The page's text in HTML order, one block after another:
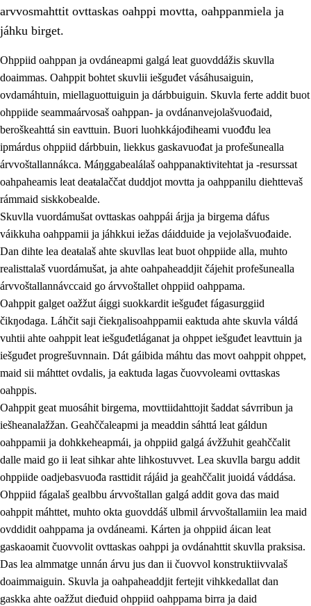
3. Skuvlla praksisa prinsihpat
3.1 Fátmmasteaddji oahppanbiras
3.2 Oahpaheapmi ja heivehuvvon oahpahus
3.3 Ovttasbargu ruovttu ja skuvlla gaskka
3.4 Oahpahus oahppofitnodagas ja bargoeallimis
3.5 Profešuvdnasearvevuohta ja skuvlaovdáneapmi
arvvosmahttit ovttaskas oahppi movtta, oahppanmiela ja
jáhku birget.
Ohppiid oahppan ja ovdáneapmi galgá leat guovddážis skuvlla
doaimmas. Oahppit bohtet skuvlii iešguđet vásáhusaiguin,
ovdamáhtuin, miellaguottuiguin ja dárbbuiguin. Skuvla ferte addit buot
ohppiide seammaárvosaš oahppan- ja ovdánanvejolašvuođaid,
beroškeahttá sin eavttuin. Buori luohkkájođiheami vuođđu lea
ipmárdus ohppiid dárbbuin, liekkus gaskavuođat ja profešunealla
árvvoštallannákca. Máŋggabealálaš oahppanaktivitehtat ja -resurssat
oahpaheamis leat deaŧalaččat duddjot movtta ja oahppanilu diehttevaš
rámmaid siskkobealde.
Skuvlla vuordámušat ovttaskas oahppái árjja ja birgema dáfus
váikkuha oahppamii ja jáhkkui iežas dáidduide ja vejolašvuođaide.
Dan dihte lea deaŧalaš ahte skuvllas leat buot ohppiide alla, muhto
realisttalaš vuordámušat, ja ahte oahpaheaddjit čájehit profešunealla
árvvoštallannávccaid go árvvoštallet ohppiid oahppama.
Oahppit galget oažžut áiggi suokkardit iešguđet fágasurggiid
čikŋodaga. Láhčit saji čiekŋalisoahppamii eaktuda ahte skuvla váldá
vuhtii ahte oahppit leat iešguđetláganat ja ohppet iešguđet leavttuin ja
iešguđet progrešuvnnain. Dát gáibida máhtu das movt oahppit ohppet,
maid sii máhttet ovdalis, ja eaktuda lagas čuovvoleami ovttaskas
oahppis.
Oahppit geat muosáhit birgema, movttiidahttojit šaddat sávrribun ja
iešheanalažžan. Geahččaleapmi ja meaddin sáhttá leat gáldun
oahppamii ja dohkkeheapmái, ja ohppiid galgá ávžžuhit geahččalit
dalle maid go ii leat sihkar ahte lihkostuvvet. Lea skuvlla bargu addit
ohppiide oadjebasvuođa rasttidit rájáid ja geahččalit juoidá váddása.
Ohppiid fágalaš gealbbu árvvoštallan galgá addit gova das maid
oahppit máhttet, muhto okta guovddáš ulbmil árvvoštallamiin lea maid
ovddidit oahppama ja ovdáneami. Kárten ja ohppiid áican leat
gaskaoamit čuovvolit ovttaskas oahppi ja ovdánahttit skuvlla praksisa.
Das lea almmatge unnán árvu jus dan ii čuovvol konstruktiivvalaš
doaimmaiguin. Skuvla ja oahpaheaddjit fertejit vihkkedallat dan
gaskka ahte oažžut dieđuid ohppiid oahppama birra ja daid